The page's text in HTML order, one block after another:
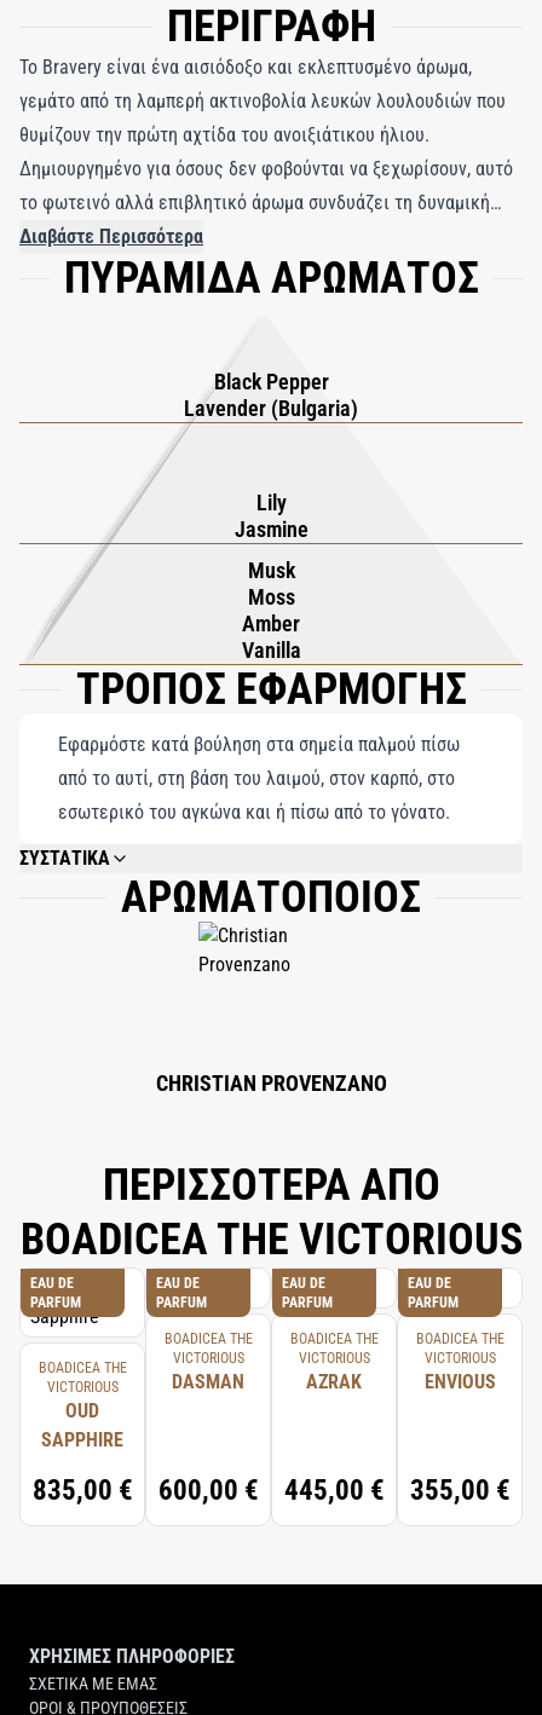
ΠΕΡΙΓΡΑΦΗ
Το Bravery είναι ένα αισιόδοξο και εκλεπτυσμένο άρωμα,
γεμάτο από τη λαμπερή ακτινοβολία λευκών λουλουδιών που
θυμίζουν την πρώτη αχτίδα του ανοιξιάτικου ήλιου.
Δημιουργημένο για όσους δεν φοβούνται να ξεχωρίσουν, αυτό
το φωτεινό αλλά επιβλητικό άρωμα συνδυάζει τη δυναμική
γοητεία του γιασεμιού, του κρίνου και του τριαντάφυλλου με
τις μεθυστικές νότες βουλγαρικής λεβάντας και καπνισμένου
νότες, προσφέροντας μια συναρπαστική αντίθεση στη φλοράλ
κορυφή. Απόλυτα πιστό στο πνεύμα της Ahood, το Bravery
αποτελεί έναν μοναδικό συνδυασμό πιπεράτης ζωντάνιας και
κομψότητας, εξασφαλίζοντας μια έντονη και αξέχαστη
παρουσία όπου κι αν βρεθείτε. Φιλοξενημένο σε ένα
εξαιρετικά κομψό μπουκάλι, το Bravery είναι ιδανικό για τον
απαιτητικό άνθρωπο που αναζητά ένα σοφιστικέ και
αλησμόνητο άρωμα. Ανακαλύψτε την ουσία της πολυτέλειας
και της αυτοπεποίθησης με το Bravery, όπου κάθε ψεκασμός
αποτελεί μια δήλωση τολμηρής κομψότητας.
Διαβάστε Περισσότερα
ΠΥΡΑΜΙΔΑ ΑΡΩΜΑΤΟΣ
Black Pepper
Lavender (Bulgaria)
Lily
Jasmine
Musk
Moss
Amber
Vanilla
ΤΡΟΠΟΣ ΕΦΑΡΜΟΓΗΣ
Εφαρμόστε κατά βούληση στα σημεία παλμού πίσω
από το αυτί, στη βάση του λαιμού, στον καρπό, στο
εσωτερικό του αγκώνα και ή πίσω από το γόνατο.
ΣΥΣΤΑΤΙΚΑ
ALCOHOL DENAT. (SD ALCOHOL 40-B), PARFUM (FRAGRANCE), BHT,
LINALOOL, LIMONENE, FARNESOL, GERANIOL, CITRONELLOL.
ΑΡΩΜΑΤΟΠΟΙΟΣ
CHRISTIAN PROVENZANO
ΠΕΡΙΣΣΟΤΕΡΑ ΑΠΟ
BOADICEA THE VICTORIOUS
EAU DE
PARFUM
BOADICEA THE
VICTORIOUS
OUD
SAPPHIRE
835,00 €
EAU DE
PARFUM
BOADICEA THE
VICTORIOUS
DASMAN
600,00 €
EAU DE
PARFUM
BOADICEA THE
VICTORIOUS
AZRAK
445,00 €
EAU DE
PARFUM
BOADICEA THE
VICTORIOUS
ENVIOUS
355,00 €
ΧΡΗΣΙΜΕΣ ΠΛΗΡΟΦΟΡΙΕΣ
ΣΧΕΤΙΚΑ ΜΕ ΕΜΑΣ
ΟΡΟΙ & ΠΡΟΥΠΟΘΕΣΕΙΣ